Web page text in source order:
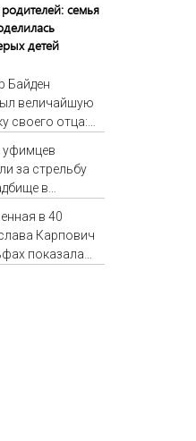
семья
детей
Байден
величайшую
своего отца:
уфимцев
за стрельбу
в
в 40
Карпович
показала